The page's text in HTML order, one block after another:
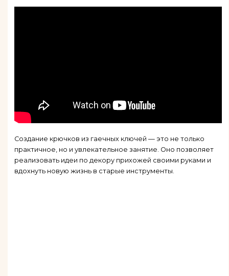
Создание крючков из гаечных ключей — это не только
практичное, но и увлекательное занятие. Оно позволяет
реализовать идеи по декору прихожей своими руками и
вдохнуть новую жизнь в старые инструменты.